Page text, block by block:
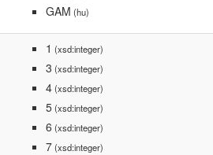
GAM (hu)
1 (xsd:integer)
3 (xsd:integer)
4(xsd:integer)
5(xsd:integer)
6 (xsd:integer)
7(xsd:integer)